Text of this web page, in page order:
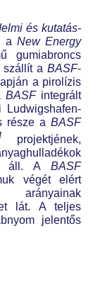
és kutatás-
aNew Energy
gumiabroncs
szállít aBASF-
a pirolízis
BASFintegrált
Ludwigshafen-
része aBASF
projektjének,
áll. ABASF
végét elért
arányainak
lát. A teljes
jelentős